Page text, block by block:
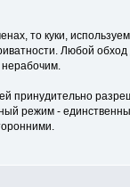
то куки,
Любой
нерабочим.
принудительно
режим -